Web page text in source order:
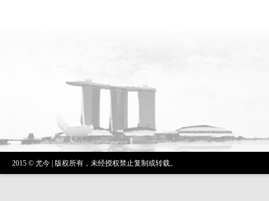
2015 © 尤今 | 版权所有，未经授权禁止复制或转载。